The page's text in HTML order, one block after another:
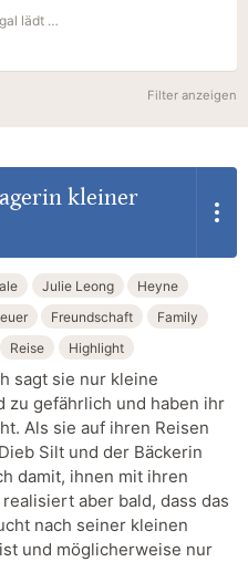
lädt …
Filter anzeigen
kleiner
Julie Leong
Heyne
Freundschaft
Family
Reise Highlight
sagt sie nur kleine
zu gefährlich und haben ihr
Als sie auf ihren Reisen
Silt und der Bäckerin
damit, ihnen mit ihren
aber bald, dass das
nach seiner kleinen
und möglicherweise nur